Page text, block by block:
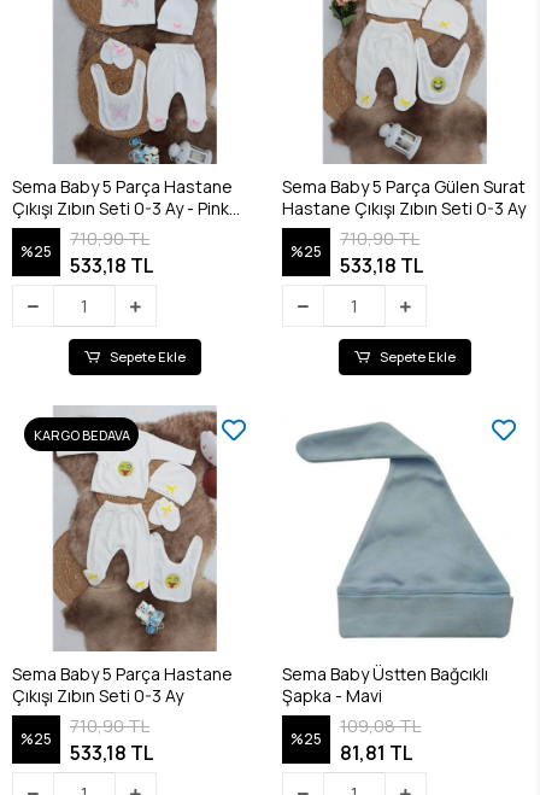
Sema Baby 5 Parça Hastane
Çıkışı Zıbın Seti 0-3 Ay - Pink
Butterfly
%25
710,90 TL
533,18 TL
Sepete Ekle
Sema Baby 5 Parça Gülen Surat
Hastane Çıkışı Zıbın Seti 0-3 Ay
%25
710,90 TL
533,18 TL
Sepete Ekle
KARGO BEDAVA
Sema Baby 5 Parça Hastane
Çıkışı Zıbın Seti 0-3 Ay
%25
710,90 TL
533,18 TL
Sema Baby Üstten Bağcıklı
Şapka - Mavi
%25
109,08 TL
81,81 TL